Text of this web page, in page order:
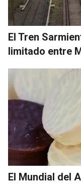
El Tren
limitado entre
El Mundial del